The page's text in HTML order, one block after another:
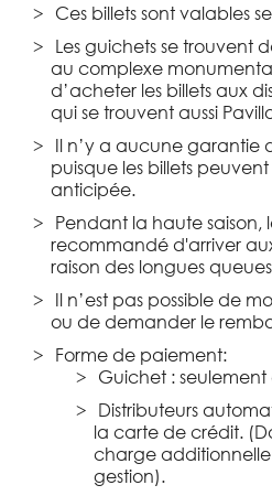
Ces billets sont valables
Les guichets se trouvent
au complexe
d’acheter les billets aux
qui se trouvent aussi
Il n’y a aucune garantie
puisque les billets
anticipée.
Pendant la haute saison,
recommandé d'arriver
raison des longues
Il n’est pas possible de
ou de demander le
Forme de paiement:
Guichet : seulement
Distributeurs
la carte de crédit.
charge additionnelle
gestion).